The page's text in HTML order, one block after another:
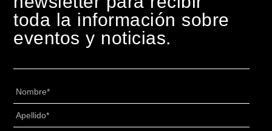
toda la información sobre
eventos y noticias.